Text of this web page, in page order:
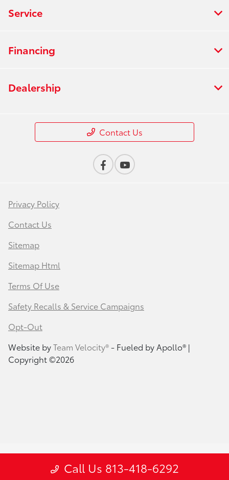
Call Us 813-418-6292
Service
Financing
Dealership
Contact Us
Privacy Policy
Contact Us
Sitemap
Sitemap Html
Terms Of Use
Safety Recalls & Service Campaigns
Opt-Out
Website byTeam Velocity®- Fueled by Apollo® |
Copyright ©2026